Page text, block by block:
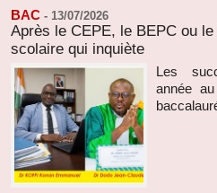
BAC - 13/07/2026
Après le CEPE, le BEPC ou
scolaire qui inquiète
Les
année